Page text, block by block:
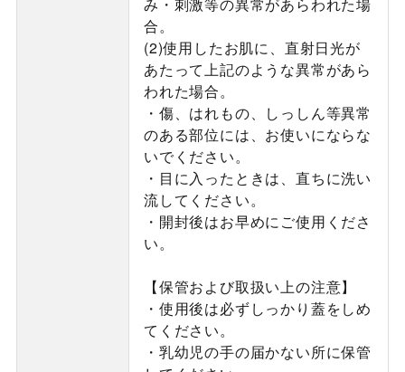
み・刺激等の異常があらわれた場
合。
(2)使用したお肌に、直射日光が
あたって上記のような異常があら
われた場合。
・傷、はれもの、しっしん等異常
のある部位には、お使いにならな
いでください。
・目に入ったときは、直ちに洗い
流してください。
・開封後はお早めにご使用くださ
い。
【保管および取扱い上の注意】
・使用後は必ずしっかり蓋をしめ
てください。
・乳幼児の手の届かない所に保管